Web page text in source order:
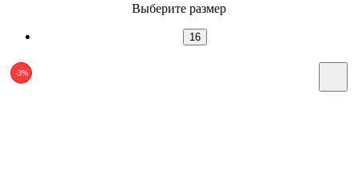
Выберите размер
16
-3%